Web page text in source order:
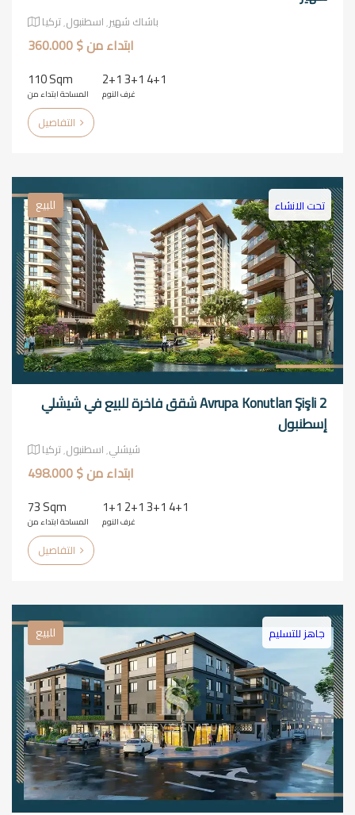
باشاك شهير٬ اسطنبول٬ تركيا
ابتداء من $ 360.000
110 Sqm
المساحة ابتداء من
2+1 3+1 4+1
غرف النوم
للبيع تحت الانشاء
Avrupa Konutları Şişli 2 شقق فاخرة للبيع في شيشلي
إسطنبول
شيشلي٬ اسطنبول٬ تركيا
ابتداء من $ 498.000
73 Sqm
المساحة ابتداء من
1+1 2+1 3+1 4+1
غرف النوم
للبيع جاهز للتسليم